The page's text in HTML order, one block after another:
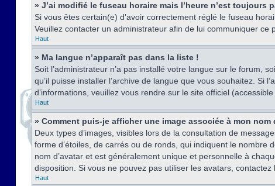
» J’ai modifié le fuseau horaire mais l’heure n’est toujours
Si vous êtes certain(e) d’avoir correctement réglé le fuseau
Veuillez contacter un administrateur afin de lui communiquer ce
Haut
» Ma langue n’apparaît pas dans la liste !
Soit l’administrateur n’a pas installé votre langue sur le forum,
qu’il puisse installer l’archive de langue que vous souhaitez. Si
d’informations, veuillez vous rendre sur le site officiel
Haut
» Comment puis-je afficher une image associée à mon nom
Deux types d’images, visibles lors de la consultation de
forme d’étoiles, de carrés ou de ronds, qui indiquent le nombre
nom d’avatar et est généralement unique et personnelle à
disposition. Si vous ne pouvez pas utiliser les avatars,
Haut